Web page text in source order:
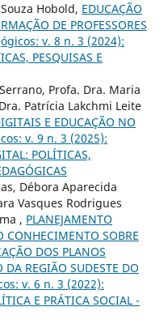
Hobold, EDUCAÇÃO
DE PROFESSORES
v. 8 n. 3 (2024):
PESQUISAS E
Profa. Dra. Maria
Patrícia Lakchmi Leite
E EDUCAÇÃO NO
v. 9 n. 3 (2025):
POLÍTICAS,
Débora Aparecida
Vasques Rodrigues
, PLANEJAMENTO
CONHECIMENTO SOBRE
DOS PLANOS
REGIÃO SUDESTE DO
v. 6 n. 3 (2022):
E PRÁTICA SOCIAL -